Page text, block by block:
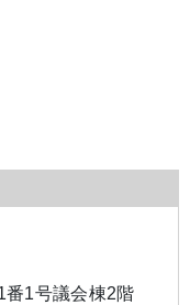
番1号議会棟2階